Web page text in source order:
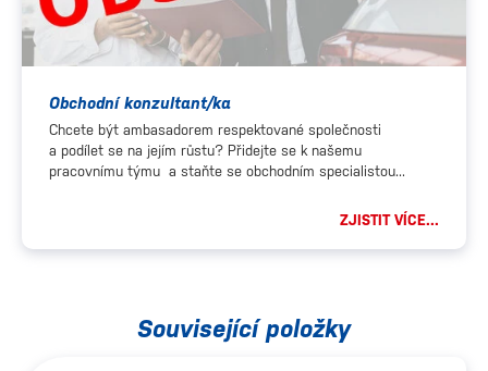
Obchodní konzultant/ka
Chcete být ambasadorem respektované společnosti
a podílet se na jejím růstu? Přidejte se k našemu
pracovnímu týmu a staňte se obchodním specialistou...
ZJISTIT VÍCE...
Související položky